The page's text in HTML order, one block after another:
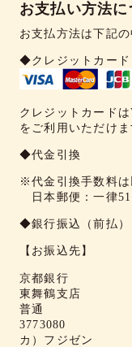
お支払い方法に
お支払方法は下記
◆クレジットカード
クレジットカード
をご利用いただけま
◆代金引換
※代金引換手数料は
日本郵便：一律
◆銀行振込（前払）
【お振込先】
京都銀行
東舞鶴支店
普通
3773080
カ）フジゼン